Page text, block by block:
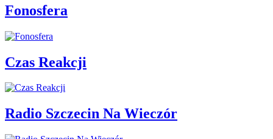
Fonosfera
Czas Reakcji
Radio Szczecin Na Wieczór